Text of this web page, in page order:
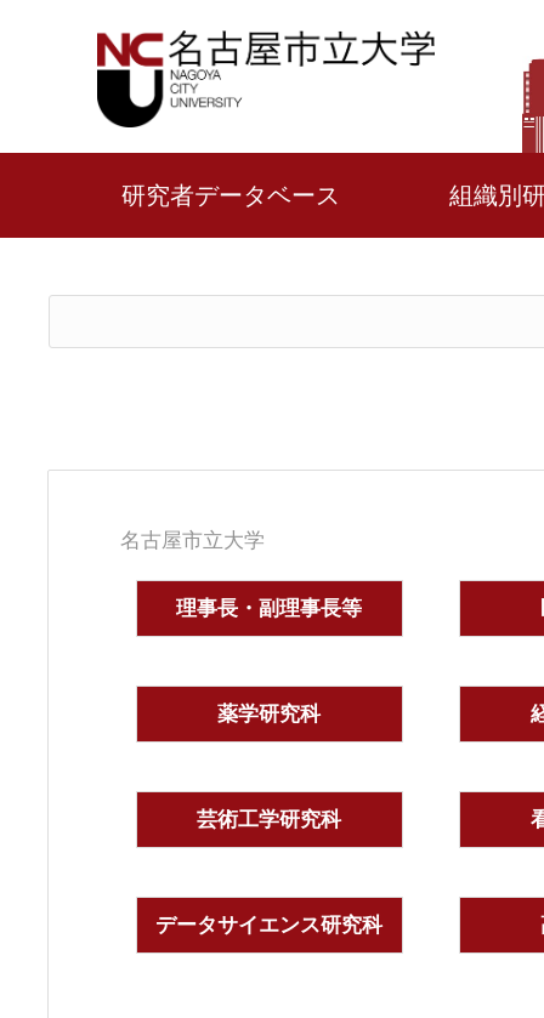
研究者データベース 組織別
名古屋市立大学
理事長・副理事長等
薬学研究科
芸術工学研究科
データサイエンス研究科